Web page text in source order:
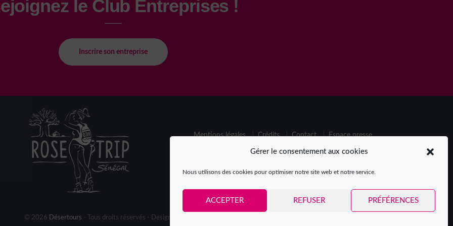
Gérer le consentement aux cookies
Nous utilisons des cookies pour optimiser notre site web et notre service.
ACCEPTER REFUSER PRÉFÉRENCES
le Club Entreprises !
Inscrire son entreprise
Mentions légales Crédits Contact Espace presse
Espace participantes
© 2026 Désertours - Tous droits réservés - Design by